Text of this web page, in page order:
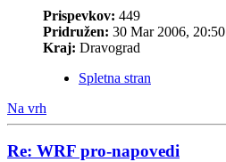
Prispevkov: 449
Pridružen: 30 Mar 2006, 20:50
Kraj: Dravograd
Spletna stran
Na vrh
Re: WRF pro-napovedi